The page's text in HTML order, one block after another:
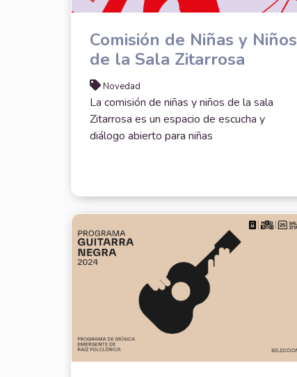
Comisión de Niñas y Niños
de la Sala Zitarrosa
Novedad
La comisión de niñas y niños de la sala
Zitarrosa es un espacio de escucha y
diálogo abierto para niñas